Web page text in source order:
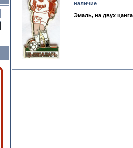
наличие
Эмаль, на двух